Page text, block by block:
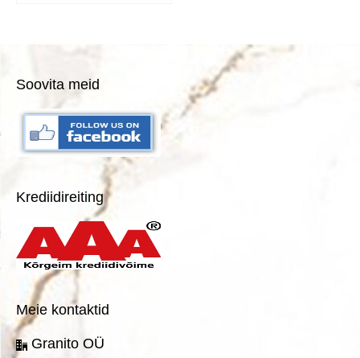
Soovita meid
Krediidireiting
Meie kontaktid
Granito OÜ